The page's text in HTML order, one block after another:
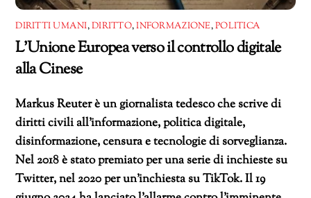
DIRITTI UMANI,DIRITTO,INFORMAZIONE,POLITICA
L’Unione Europea verso il controllo digitale
alla Cinese
Markus Reuter è un giornalista tedesco che scrive di
diritti civili all’informazione, politica digitale,
disinformazione, censura e tecnologie di sorveglianza.
Nel 2018 è stato premiato per una serie di inchieste su
Twitter, nel 2020 per un’inchiesta su TikTok. Il 19